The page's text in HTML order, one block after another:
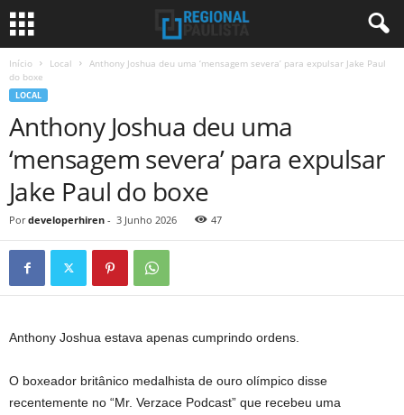
Início Local
Anthony Joshua deu uma ‘mensagem severa’ para expulsar Jake Paul
do boxe
LOCAL
Anthony Joshua deu uma
‘mensagem severa’ para expulsar
Jake Paul do boxe
Por developerhiren - 3 Junho 2026 47
Anthony Joshua estava apenas cumprindo ordens.
O boxeador britânico medalhista de ouro olímpico disse
recentemente no “Mr. Verzace Podcast” que recebeu uma